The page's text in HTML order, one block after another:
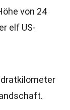
von 24
elf US-